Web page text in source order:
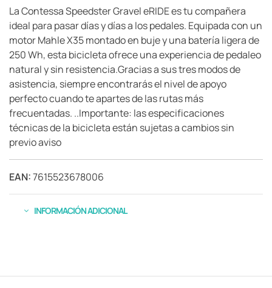
La Contessa Speedster Gravel eRIDE es tu compañera
ideal para pasar días y días a los pedales. Equipada con un
motor Mahle X35 montado en buje y una batería ligera de
250 Wh, esta bicicleta ofrece una experiencia de pedaleo
natural y sin resistencia.Gracias a sus tres modos de
asistencia, siempre encontrarás el nivel de apoyo
perfecto cuando te apartes de las rutas más
frecuentadas. ..Importante: las especificaciones
técnicas de la bicicleta están sujetas a cambios sin
previo aviso
EAN:7615523678006
INFORMACIÓN ADICIONAL